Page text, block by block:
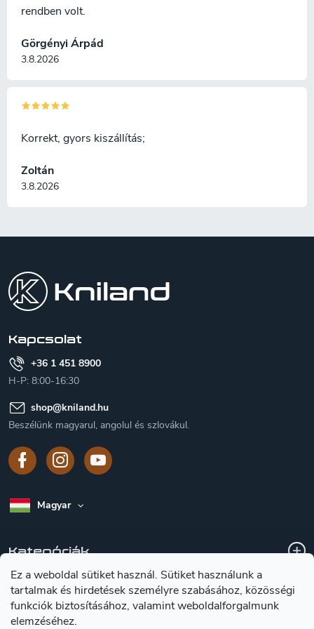
Ez a weboldal sütiket használ. Sütiket használunk a
tartalmak és hirdetések személyre szabásához, közösségi
funkciók biztosításához, valamint weboldalforgalmunk
elemzéséhez.
Görgényi Árpád
3.8.2026
rendben volt.
Zoltán
3.8.2026
Korrekt, gyors kiszállítás;
Kapcsolat
+36 1 451 8900
H-P: 8:00-16:30
shop@kniland.hu
Beszélünk magyarul, angolul és szlovákul.
Magyar
Kategóriák
A vásárlásról